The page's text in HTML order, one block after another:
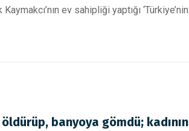
Kaymakcı’nın ev sahipliği yaptığı
banyoya gömdü; kadının